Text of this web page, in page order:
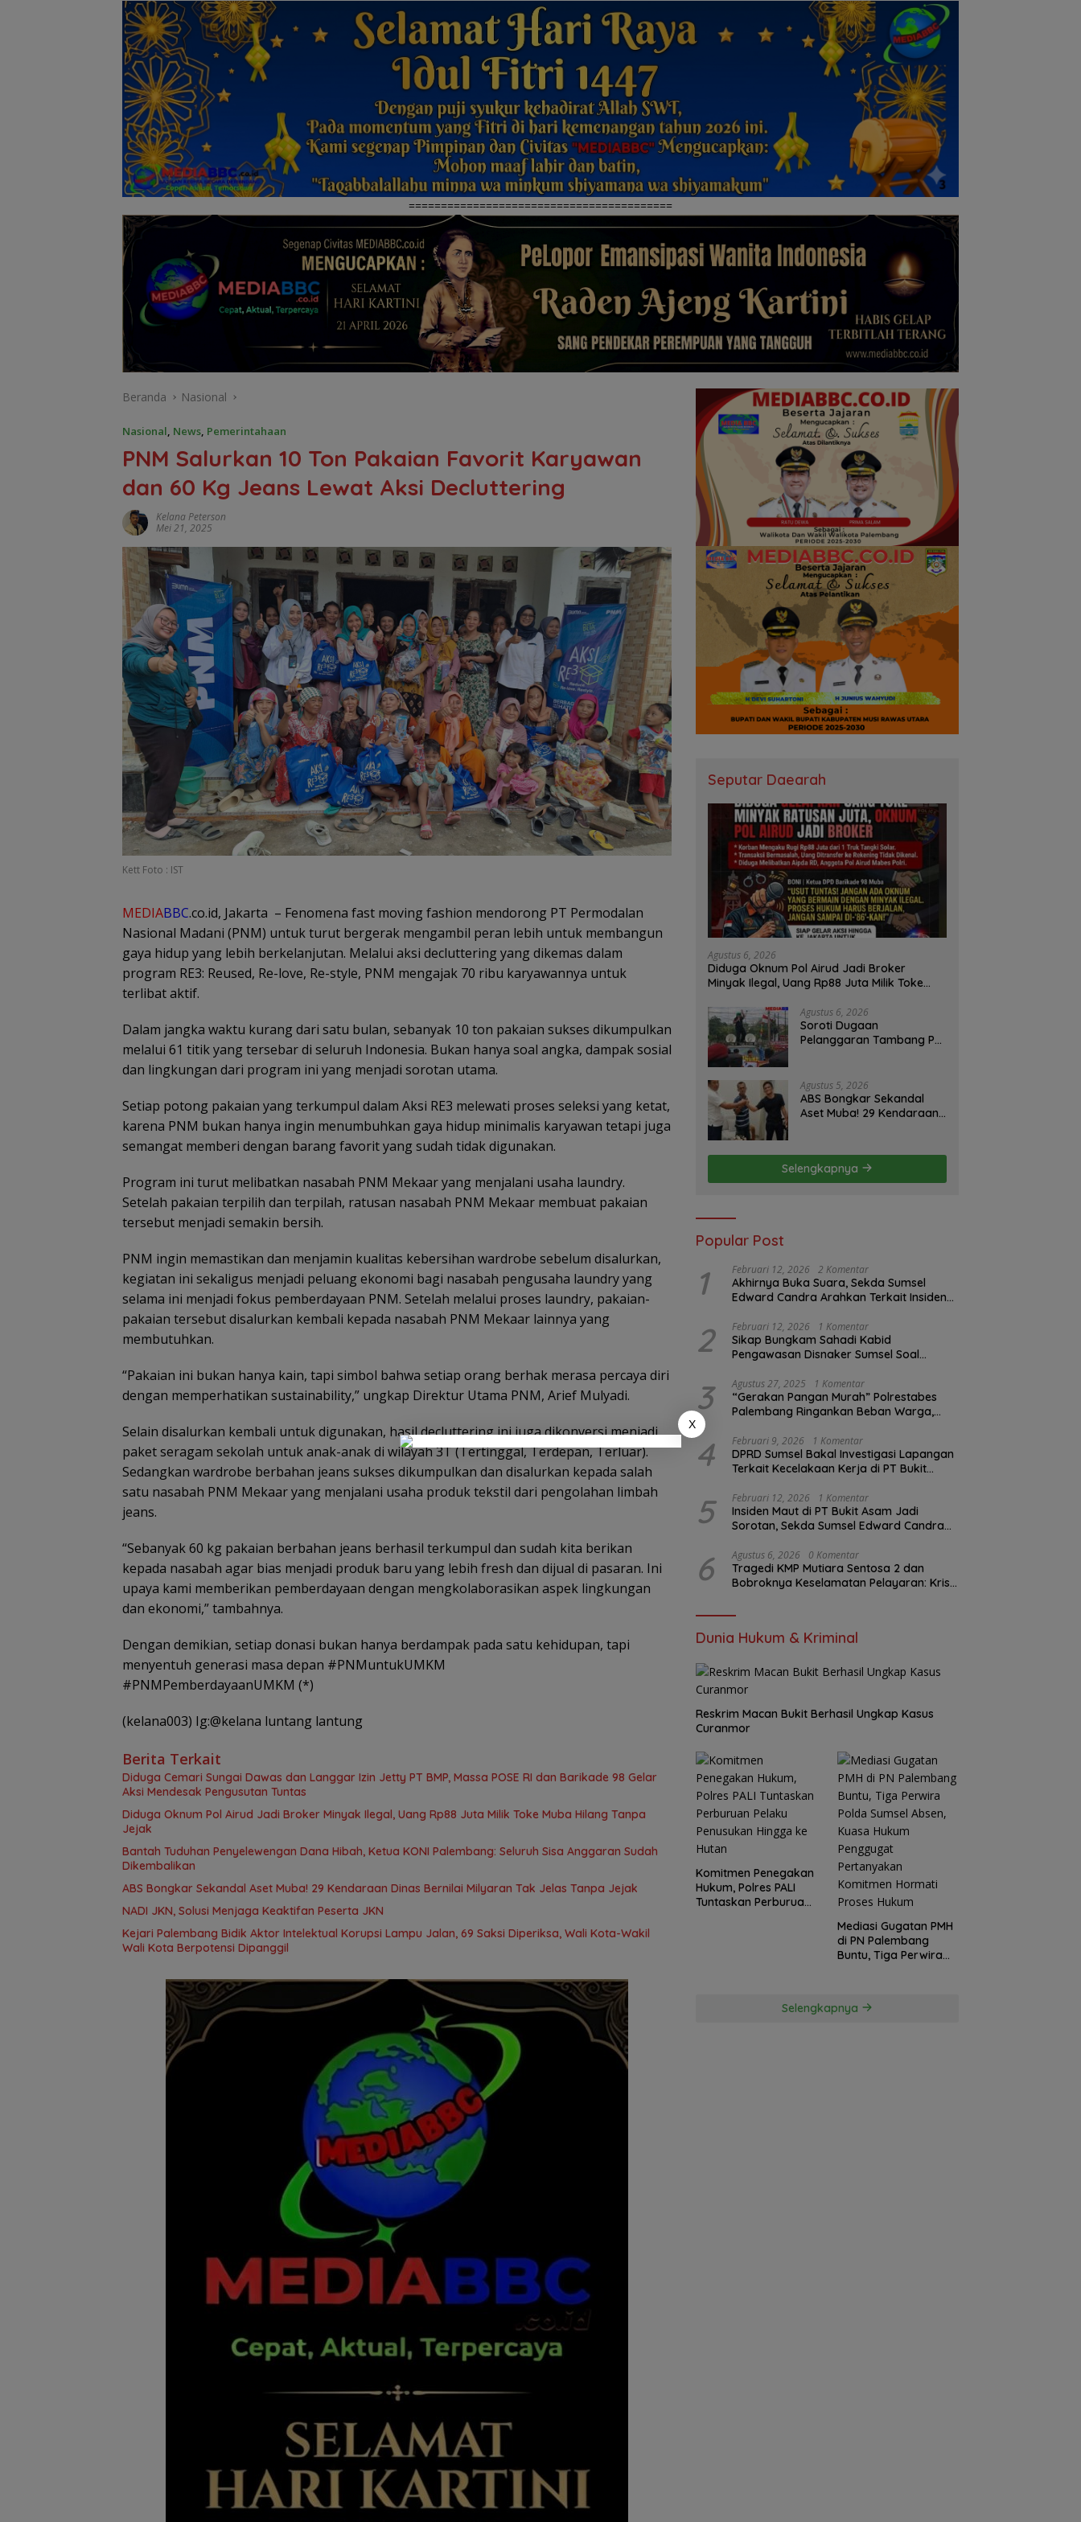
=========================================
Beranda Nasional
Nasional News Pemerintahaan
PNM Salurkan 10 Ton Pakaian Favorit Karyawan
dan 60 Kg Jeans Lewat Aksi Decluttering
Kelana Peterson
Mei 21, 2025
Kett Foto : IST
MEDIABBC.co.id, Jakarta – Fenomena fast moving fashion mendorong PT Permodalan
Nasional Madani (PNM) untuk turut bergerak mengambil peran lebih untuk membangun
gaya hidup yang lebih berkelanjutan. Melalui aksi decluttering yang dikemas dalam
program RE3: Reused, Re-love, Re-style, PNM mengajak 70 ribu karyawannya untuk
terlibat aktif.
Dalam jangka waktu kurang dari satu bulan, sebanyak 10 ton pakaian sukses dikumpulkan
melalui 61 titik yang tersebar di seluruh Indonesia. Bukan hanya soal angka, dampak sosial
dan lingkungan dari program ini yang menjadi sorotan utama.
Setiap potong pakaian yang terkumpul dalam Aksi RE3 melewati proses seleksi yang ketat,
karena PNM bukan hanya ingin menumbuhkan gaya hidup minimalis karyawan tetapi juga
semangat memberi dengan barang favorit yang sudah tidak digunakan.
Program ini turut melibatkan nasabah PNM Mekaar yang menjalani usaha laundry.
Setelah pakaian terpilih dan terpilah, ratusan nasabah PNM Mekaar membuat pakaian
tersebut menjadi semakin bersih.
PNM ingin memastikan dan menjamin kualitas kebersihan wardrobe sebelum disalurkan,
kegiatan ini sekaligus menjadi peluang ekonomi bagi nasabah pengusaha laundry yang
selama ini menjadi fokus pemberdayaan PNM. Setelah melalui proses laundry, pakaian-
pakaian tersebut disalurkan kembali kepada nasabah PNM Mekaar lainnya yang
membutuhkan.
“Pakaian ini bukan hanya kain, tapi simbol bahwa setiap orang berhak merasa percaya diri
dengan memperhatikan sustainability,” ungkap Direktur Utama PNM, Arief Mulyadi.
Selain disalurkan kembali untuk digunakan, hasil decluttering ini juga dikonversi menjadi
paket seragam sekolah untuk anak-anak di wilayah 3T (Tertinggal, Terdepan, Terluar).
Sedangkan wardrobe berbahan jeans sukses dikumpulkan dan disalurkan kepada salah
satu nasabah PNM Mekaar yang menjalani usaha produk tekstil dari pengolahan limbah
jeans.
“Sebanyak 60 kg pakaian berbahan jeans berhasil terkumpul dan sudah kita berikan
kepada nasabah agar bias menjadi produk baru yang lebih fresh dan dijual di pasaran. Ini
upaya kami memberikan pemberdayaan dengan mengkolaborasikan aspek lingkungan
dan ekonomi,” tambahnya.
Dengan demikian, setiap donasi bukan hanya berdampak pada satu kehidupan, tapi
menyentuh generasi masa depan #PNMuntukUMKM
#PNMPemberdayaanUMKM (*)
(kelana003) Ig:@kelana luntang lantung
Berita Terkait
Diduga Cemari Sungai Dawas dan Langgar Izin Jetty PT BMP, Massa POSE RI dan Barikade 98 Gelar
Aksi Mendesak Pengusutan Tuntas
Diduga Oknum Pol Airud Jadi Broker Minyak Ilegal, Uang Rp88 Juta Milik Toke Muba Hilang Tanpa
Jejak
Bantah Tuduhan Penyelewengan Dana Hibah, Ketua KONI Palembang: Seluruh Sisa Anggaran Sudah
Dikembalikan
ABS Bongkar Sekandal Aset Muba! 29 Kendaraan Dinas Bernilai Milyaran Tak Jelas Tanpa Jejak
NADI JKN, Solusi Menjaga Keaktifan Peserta JKN
Kejari Palembang Bidik Aktor Intelektual Korupsi Lampu Jalan, 69 Saksi Diperiksa, Wali Kota-Wakil
Wali Kota Berpotensi Dipanggil
Seputar Daearah
Agustus 6, 2026
Diduga Oknum Pol Airud Jadi Broker
Minyak Ilegal, Uang Rp88 Juta Milik Toke
Agustus 6, 2026
Soroti Dugaan
Pelanggaran Tambang PT
Minggu ke Pemerintah
Agustus 5, 2026
ABS Bongkar Sekandal
Aset Muba! 29 Kendaraan
Selengkapnya
Popular Post
1 Februari 12, 2026 2 Komentar
Akhirnya Buka Suara, Sekda Sumsel
Edward Candra Arahkan Terkait Insiden
2 Februari 12, 2026 1 Komentar
Sikap Bungkam Sahadi Kabid
Pengawasan Disnaker Sumsel Soal
Pengawasan K3?
3 Agustus 27, 2025 1 Komentar
“Gerakan Pangan Murah” Polrestabes
Palembang Ringankan Beban Warga,
4 Februari 9, 2026 1 Komentar
DPRD Sumsel Bakal Investigasi Lapangan
Terkait Kecelakaan Kerja di PT Bukit
5 Februari 12, 2026 1 Komentar
Insiden Maut di PT Bukit Asam Jadi
Sorotan, Sekda Sumsel Edward Candra
6 Agustus 6, 2026 0 Komentar
Tragedi KMP Mutiara Sentosa 2 dan
Bobroknya Keselamatan Pelayaran: Krisis
Hazard
Dunia Hukum & Kriminal
Reskrim Macan Bukit Berhasil Ungkap Kasus
Curanmor
Komitmen Penegakan
Hukum, Polres PALI
Tuntaskan Perburuan
Mediasi Gugatan PMH
di PN Palembang
Buntu, Tiga Perwira
Pertanyakan
Selengkapnya
X